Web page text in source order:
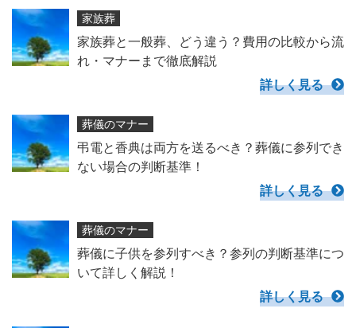
家族葬
家族葬と一般葬、どう違う？費用の比較から流
れ・マナーまで徹底解説
詳しく見る
葬儀のマナー
弔電と香典は両方を送るべき？葬儀に参列でき
ない場合の判断基準！
詳しく見る
葬儀のマナー
葬儀に子供を参列すべき？参列の判断基準につ
いて詳しく解説！
詳しく見る